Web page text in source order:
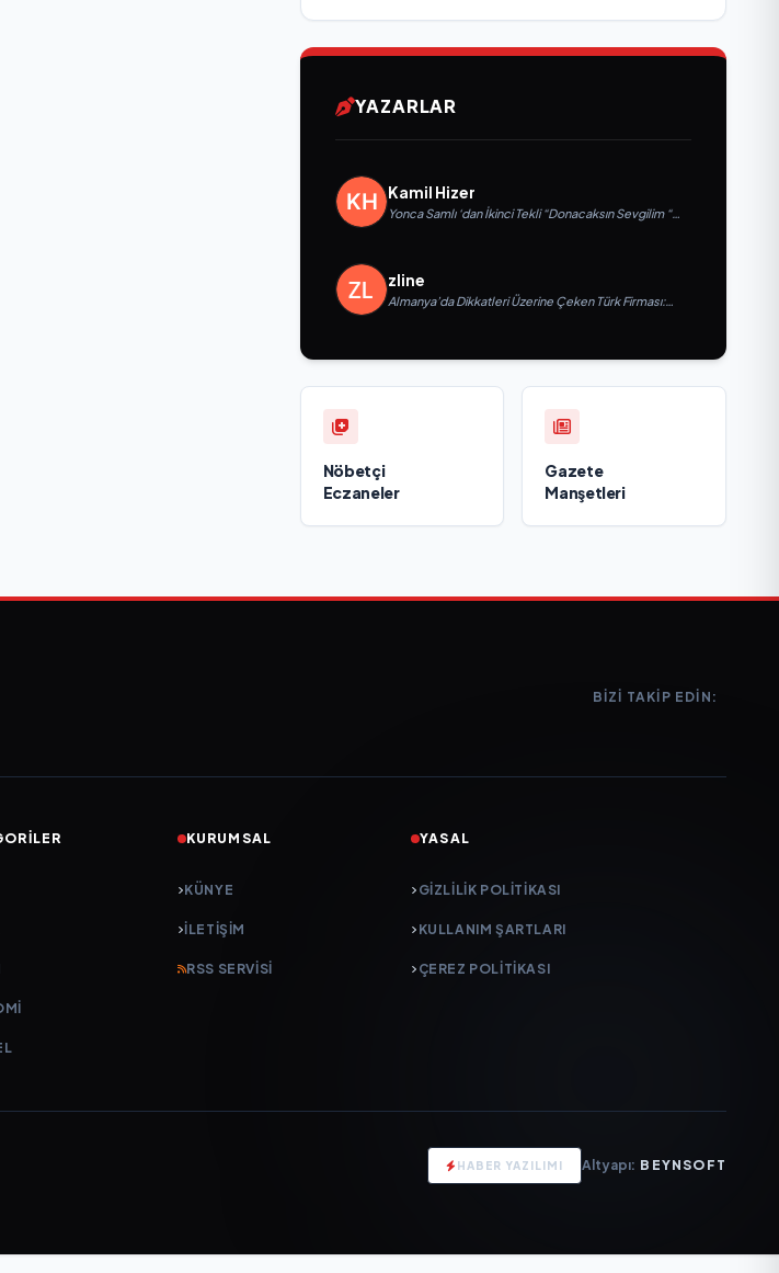
YAZARLAR
Kamil Hizer
Yonca Samlı ‘dan İkinci Tekli “Donacaksın Sevgilim “
zline
Almanya’da Dikkatleri Üzerine Çeken Türk Firması:
Nöbetçi
Eczaneler
Gazete
Manşetleri
BIZI TAKIP EDIN:
KURUMSAL
KÜNYE
İLETIŞIM
RSS SERVISI
YASAL
GIZLILIK POLITIKASI
KULLANIM ŞARTLARI
ÇEREZ POLITIKASI
HABER YAZILIMI Altyapı: BEYNSOFT